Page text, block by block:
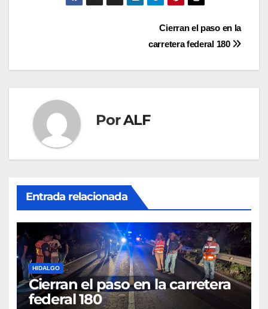
Cierran el paso en la
carretera federal 180
PorALF
Entrada relacionada
HIDALGO
Cierran el paso en la carretera
federal 180